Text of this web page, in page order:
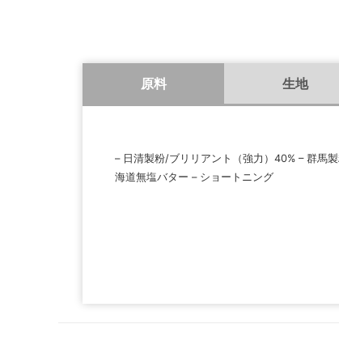
原料 生地
– 日清製粉/ブリリアント（強力）40% – 群馬
海道無塩バター – ショートニング